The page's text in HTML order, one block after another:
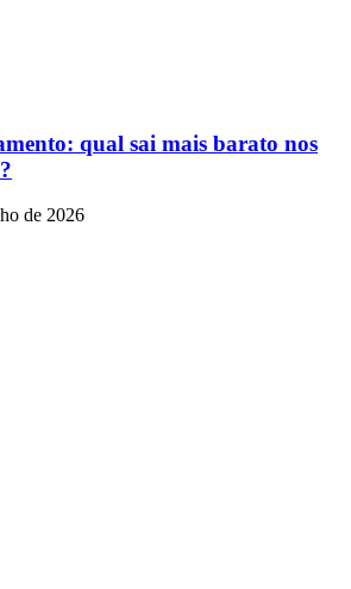
qual sai mais barato nos
de 2026